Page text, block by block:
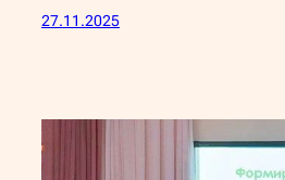
27.11.2025